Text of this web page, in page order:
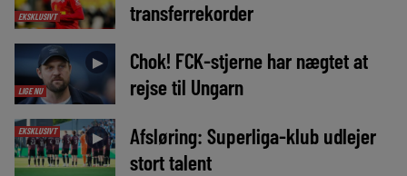
EKSKLUSIVT
transferrekorder
LIGE NU
►
Chok! FCK-stjerne har nægtet at
rejse til Ungarn
EKSKLUSIVT ►
Afsløring: Superliga-klub udlejer
stort talent